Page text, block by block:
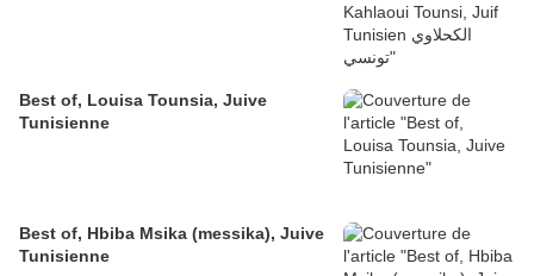
Best of, Louisa Tounsia, Juive
Tunisienne
Best of, Hbiba Msika (messika), Juive
Tunisienne